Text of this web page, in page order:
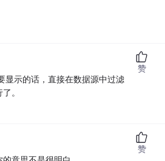
显示的话，直接在数据源中过滤
。
赞
赞